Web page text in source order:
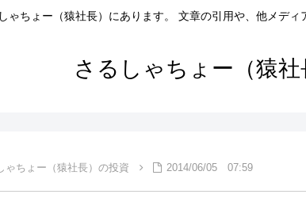
ゃちょー（猿社長）にあります。 文章の引用や、他メデ
さるしゃちょー（猿
ゃちょー（猿社長）の投資 2014/06/05 07:59